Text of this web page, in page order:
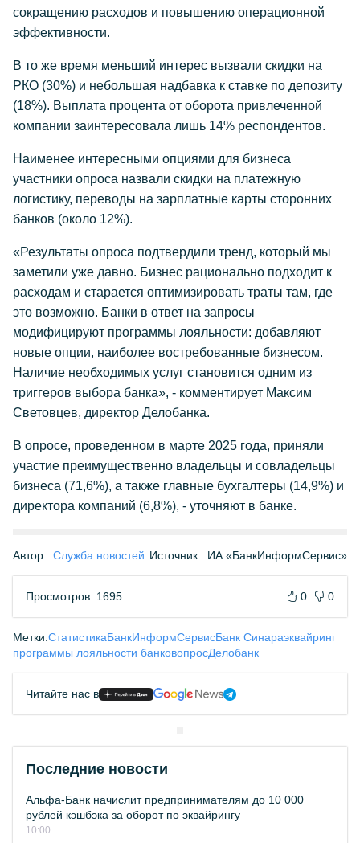
сокращению расходов и повышению операционной
эффективности.
В то же время меньший интерес вызвали скидки на
РКО (30%) и небольшая надбавка к ставке по депозиту
(18%). Выплата процента от оборота привлеченной
компании заинтересовала лишь 14% респондентов.
Наименее интересными опциями для бизнеса
участники опроса назвали скидки на платежную
логистику, переводы на зарплатные карты сторонних
банков (около 12%).
«Результаты опроса подтвердили тренд, который мы
заметили уже давно. Бизнес рационально подходит к
расходам и старается оптимизировать траты там, где
это возможно. Банки в ответ на запросы
модифицируют программы лояльности: добавляют
новые опции, наиболее востребованные бизнесом.
Наличие необходимых услуг становится одним из
триггеров выбора банка», - комментирует Максим
Световцев, директор Делобанка.
В опросе, проведенном в марте 2025 года, приняли
участие преимущественно владельцы и совладельцы
бизнеса (71,6%), а также главные бухгалтеры (14,9%) и
директора компаний (6,8%), - уточняют в банке.
Автор: Служба новостей Источник: ИА «БанкИнформСервис»
Просмотров: 1695 0 0
Метки:СтатистикаБанкИнформСервисБанк Синараэквайринг
программы лояльности банковопросДелобанк
Читайте нас в
Последние новости
Альфа-Банк начислит предпринимателям до 10 000
рублей кэшбэка за оборот по эквайрингу
10:00